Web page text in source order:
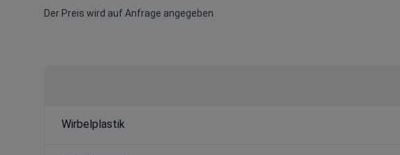
Der Preis wird auf Anfrage angegeben
Wirbelplastik